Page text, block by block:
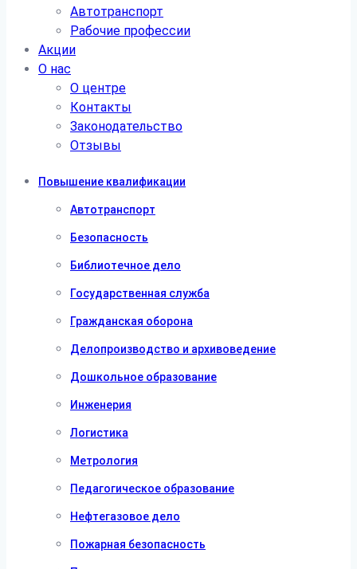
Автотранспорт
Рабочие профессии
Акции
О нас
О центре
Контакты
Законодательство
Отзывы
Повышение квалификации
Автотранспорт
Безопасность
Библиотечное дело
Государственная служба
Гражданская оборона
Делопроизводство и архивоведение
Дошкольное образование
Инженерия
Логистика
Метрология
Педагогическое образование
Нефтегазовое дело
Пожарная безопасность